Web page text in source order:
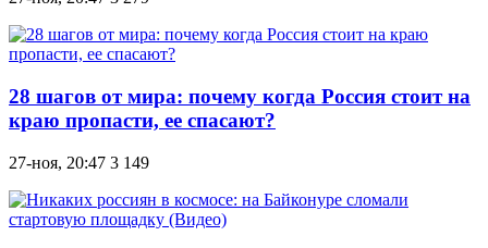
28 шагов от мира: почему когда Россия стоит на
краю пропасти, ее спасают?
27-ноя, 20:47 3 149